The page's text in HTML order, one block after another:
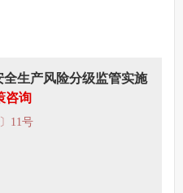
生产风险分级监管实施
咨询
11号